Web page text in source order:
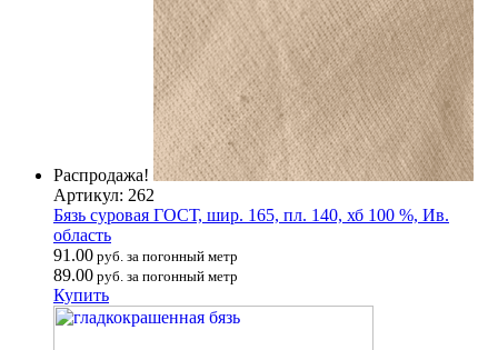
Распродажа!
Артикул: 262
Бязь суровая ГОСТ, шир. 165, пл. 140, хб 100 %, Ив.
область
91.00 руб. за погонный метр
89.00 руб. за погонный метр
Купить